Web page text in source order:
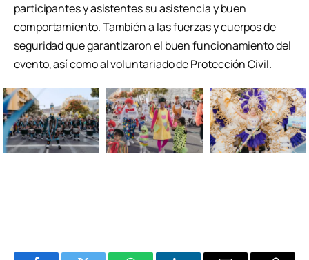
participantes y asistentes su asistencia y buen
comportamiento. También a las fuerzas y cuerpos de
seguridad que garantizaron el buen funcionamiento del
evento, así como al voluntariado de Protección Civil.